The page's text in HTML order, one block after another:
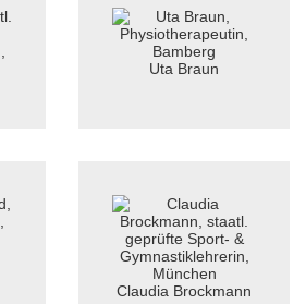
Uta Braun
Claudia Brockmann